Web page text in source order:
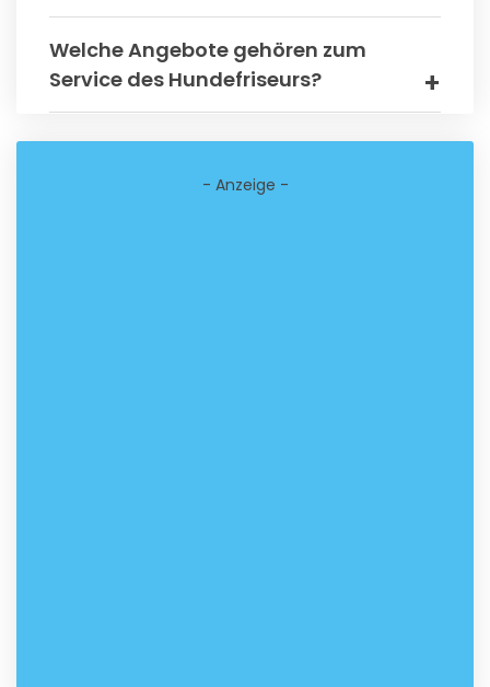
Welche Angebote gehören zum
Service des Hundefriseurs?
- Anzeige -